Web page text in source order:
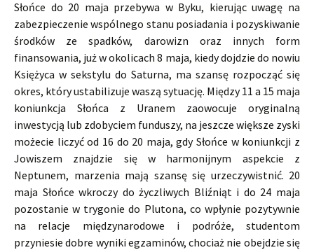
Słońce do 20 maja przebywa w Byku, kierując uwagę na
zabezpieczenie wspólnego stanu posiadania i pozyskiwanie
środków ze spadków, darowizn oraz innych form
finansowania, już w okolicach 8 maja, kiedy dojdzie do nowiu
Księżyca w sekstylu do Saturna, ma szansę rozpocząć się
okres, który ustabilizuje waszą sytuację. Między 11 a 15 maja
koniunkcja Słońca z Uranem zaowocuje oryginalną
inwestycją lub zdobyciem funduszy, na jeszcze większe zyski
możecie liczyć od 16 do 20 maja, gdy Słońce w koniunkcji z
Jowiszem znajdzie się w harmonijnym aspekcie z
Neptunem, marzenia mają szansę się urzeczywistnić. 20
maja Słońce wkroczy do życzliwych Bliźniąt i do 24 maja
pozostanie w trygonie do Plutona, co wpłynie pozytywnie
na relacje międzynarodowe i podróże, studentom
przyniesie dobre wyniki egzaminów, chociaż nie obejdzie się